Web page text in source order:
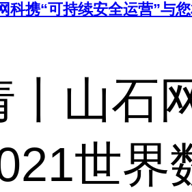
科携“可持续安全运营”与
丨山石
世界